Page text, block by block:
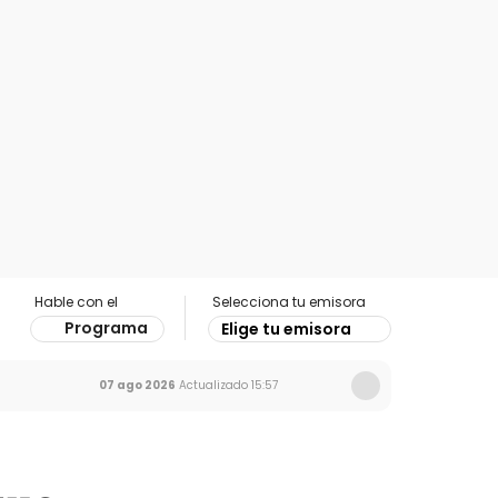
Hable con el
Programa
Selecciona tu emisora
Elige tu emisora
07 ago 2026 Actualizado 15:57